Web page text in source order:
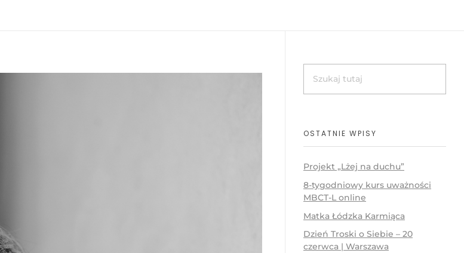
OSTATNIE WPISY
Projekt „Lżej na duchu”
8-tygodniowy kurs uważności
MBCT-L online
Matka Łódzka Karmiąca
Dzień Troski o Siebie – 20
czerwca | Warszawa